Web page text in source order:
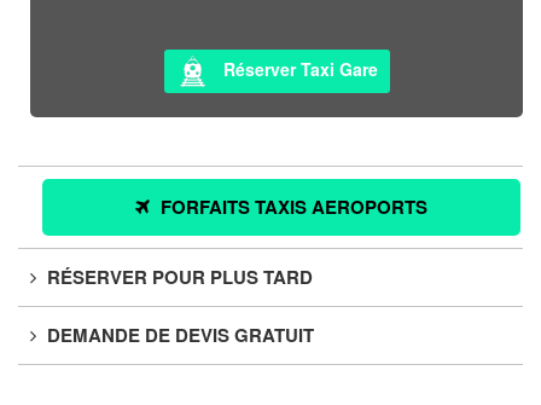
Réserver Taxi Gare
FORFAITS TAXIS AEROPORTS
RÉSERVER POUR PLUS TARD
DEMANDE DE DEVIS GRATUIT